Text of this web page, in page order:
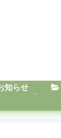
知らせ